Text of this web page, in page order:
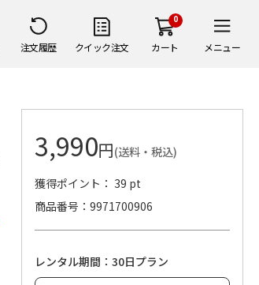
注文履歴 クイック注文
0
カート メニュー
3,990円(送料・税込)
獲得ポイント： 39 pt
商品番号
9971700906
レンタル期間：30日プラン